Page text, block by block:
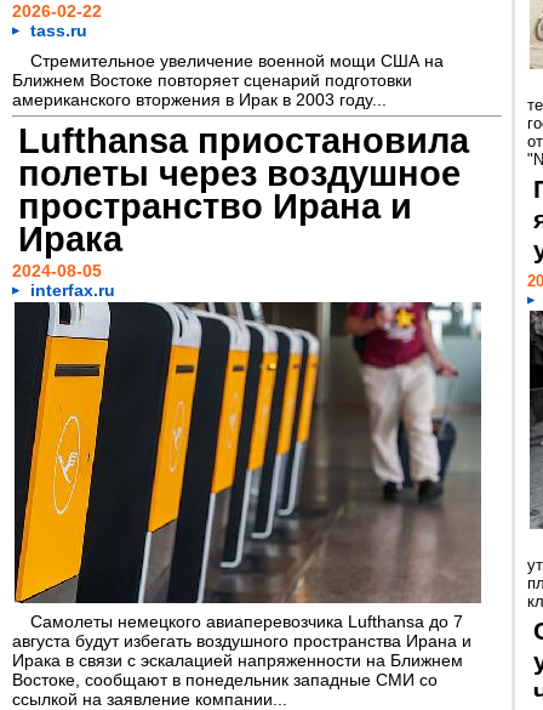
2026-02-22
tass.ru
Стремительное увеличение военной мощи США на
Ближнем Востоке повторяет сценарий подготовки
американского вторжения в Ирак в 2003 году...
Lufthansa приостановила
полеты через воздушное
пространство Ирана и
Ирака
2024-08-05
interfax.ru
Самолеты немецкого авиаперевозчика Lufthansa до 7
августа будут избегать воздушного пространства Ирана и
Ирака в связи с эскалацией напряженности на Ближнем
Востоке, сообщают в понедельник западные СМИ со
ссылкой на заявление компании...